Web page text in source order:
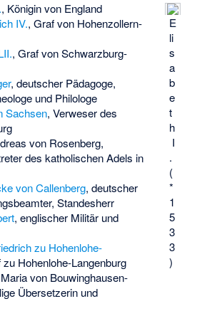
E
li
s
a
b
e
t
h
I
.
(
*
1
5
3
3
)
, Königin von England
IV., Graf von Hohenzollern-
, Graf von Schwarzburg-
, deutscher Pädagoge,
und Philologe
Sachsen, Verweser des
von Rosenberg,
des katholischen Adels in
von Callenberg, deutscher
Standesherr
, englischer Militär und
zu Hohenlohe-
Hohenlohe-Langenburg
von Bouwinghausen-
Übersetzerin und